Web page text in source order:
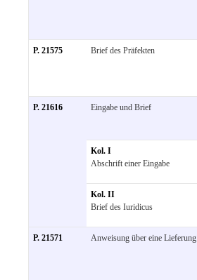
P. 21575 Brief des Präfekten
P. 21616 Eingabe und Brief
Kol. I
Abschrift einer Eingabe
Kol. II
Brief des Iuridicus
P. 21571 Anweisung über eine Lieferung